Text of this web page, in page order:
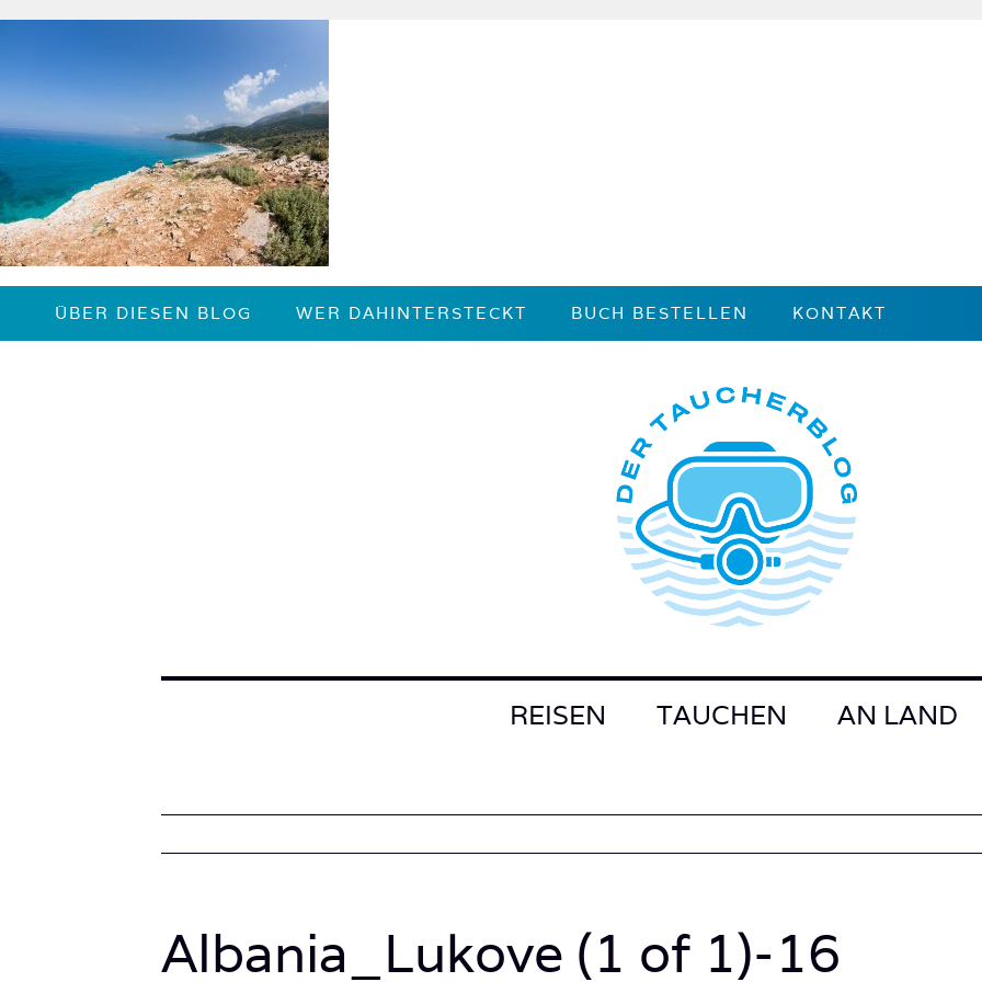
Zum
ÜBER DIESEN BLOG WER DAHINTERSTECKT BUCH BESTELLEN KONTAKT
REISEN TAUCHEN AN LAND
Albania_Lukove (1 of 1)-16